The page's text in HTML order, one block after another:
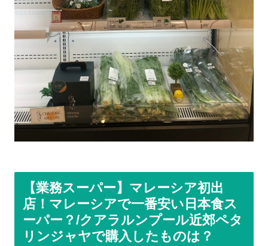
【業務スーパー】マレーシア初出
店！マレーシアで一番安い日本食ス
ーパー？/クアラルンプール近郊ペタ
リンジャヤで購入したものは？